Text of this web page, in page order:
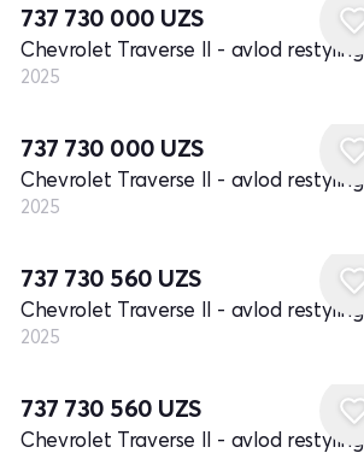
737 730 000 UZS
Chevrolet Traverse II - avlod restyling
2025
737 730 000 UZS
Chevrolet Traverse II - avlod restyling
2025
737 730 560 UZS
Chevrolet Traverse II - avlod restyling
2025
737 730 560 UZS
Chevrolet Traverse II - avlod restyling